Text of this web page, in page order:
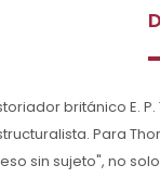
británico E.
Para
sin sujeto", no